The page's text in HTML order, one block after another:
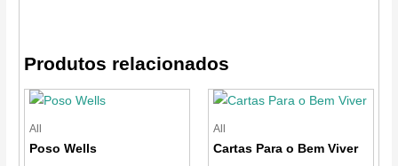
Produtos relacionados
All
Poso Wells
All
Cartas Para o Bem Viver